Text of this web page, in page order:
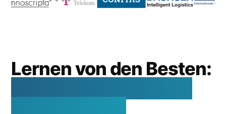
Lernen von den Besten: